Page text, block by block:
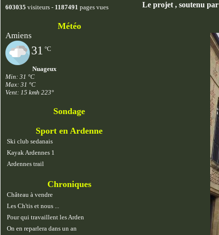
603035 visiteurs - 1187491 pages vues
Météo
Amiens
31 °C
Nuageux
Min: 31 °C
Max: 31 °C
Vent: 15 kmh 223°
Sondage
Sport en Ardenne
Ski club sedanais
Kayak Ardennes 1
Ardennes trail
Chroniques
Château à vendre
Les Ch'tis et nous ...
Pour qui travaillent les Arden
On en reparlera dans un an
Le projet , soutenu